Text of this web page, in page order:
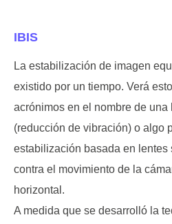
IBIS
La estabilización de imagen
existido por un tiempo. Verá
acrónimos en el nombre de una
(reducción de vibración) o algo
estabilización basada en lentes
contra el movimiento de la
horizontal.
A medida que se desarrolló la